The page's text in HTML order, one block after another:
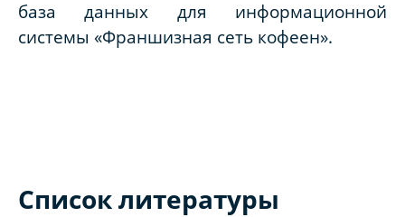
база данных для информационной
системы «Франшизная сеть кофеен».
Список литературы